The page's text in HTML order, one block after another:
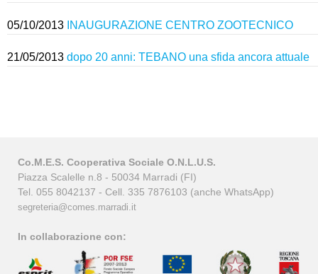
05/10/2013 INAUGURAZIONE CENTRO ZOOTECNICO
21/05/2013 dopo 20 anni: TEBANO una sfida ancora attuale
Co.M.E.S. Cooperativa Sociale O.N.L.U.S.
Piazza Scalelle n.8 - 50034 Marradi (FI)
Tel. 055 8042137 - Cell. 335 7876103 (anche WhatsApp)
segreteria@comes.marradi.it
In collaborazione con: